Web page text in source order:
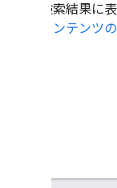
検索結果に
コンテンツ